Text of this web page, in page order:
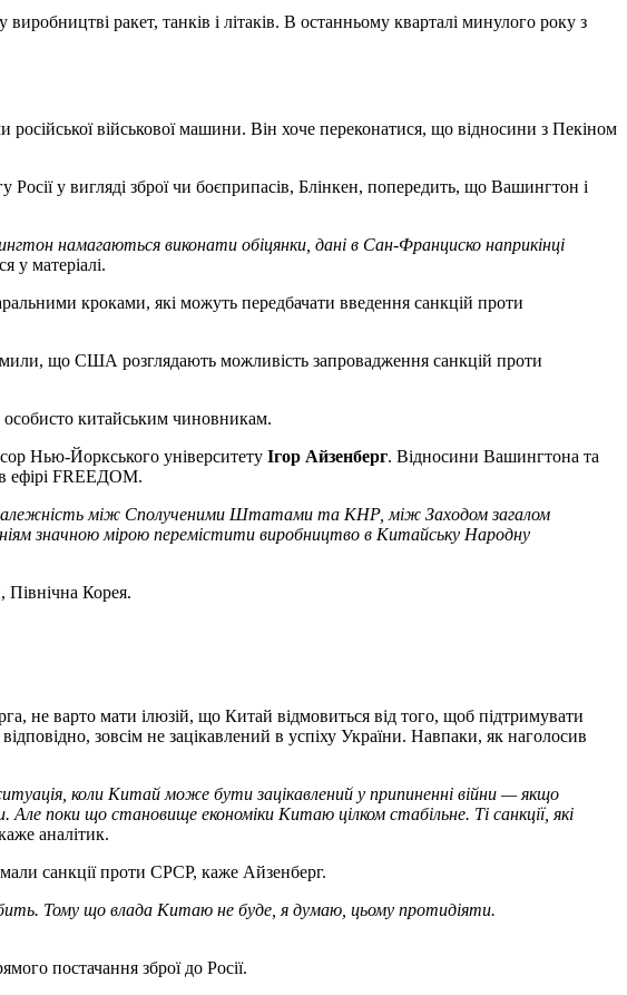
ракет, танків і літаків. В останньому кварталі минулого року з
військової машини. Він хоче переконатися, що відносини з Пекіном
у вигляді зброї чи боєприпасів, Блінкен, попередить, що Вашингтон і
намагаються виконати обіцянки, дані в Сан-Франциско наприкінці
у матеріалі.
кроками, які можуть передбачати введення санкцій проти
що США розглядають можливість запровадження санкцій проти
китайським чиновникам.
Нью-Йоркського університету Ігор Айзенберг. Відносини Вашингтона та
ефірі FREEДОМ.
залежність між Сполученими Штатами та КНР, між Заходом загалом
значною мірою перемістити виробництво в Китайську Народну
Північна Корея.
не варто мати ілюзій, що Китай відмовиться від того, щоб підтримувати
зовсім не зацікавлений в успіху України. Навпаки, як наголосив
коли Китай може бути зацікавлений у припиненні війни — якщо
поки що становище економіки Китаю цілком стабільне. Ті санкції, які
аналітик.
санкції проти СРСР, каже Айзенберг.
Тому що влада Китаю не буде, я думаю, цьому протидіяти.
постачання зброї до Росії.